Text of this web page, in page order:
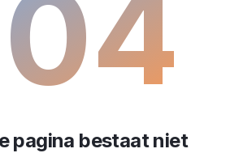
pagina bestaat niet